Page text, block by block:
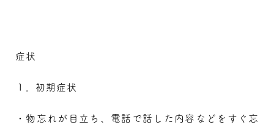
症状
１．初期症状
・物忘れが目立ち、電話で話した内容などをすぐ忘